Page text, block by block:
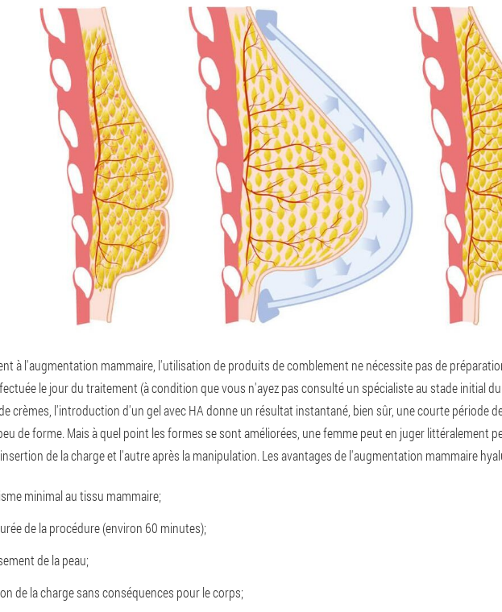
à l'augmentation mammaire, l'utilisation de produits de comblement ne nécessite pas de
le jour du traitement (à condition que vous n'ayez pas consulté un spécialiste au stade initial
crèmes, l'introduction d'un gel avec HA donne un résultat instantané, bien sûr, une courte période
de forme. Mais à quel point les formes se sont améliorées, une femme peut en juger littéralement
de la charge et l'autre après la manipulation. Les avantages de l'augmentation mammaire
minimal au tissu mammaire;
de la procédure (environ 60 minutes);
de la peau;
de la charge sans conséquences pour le corps;